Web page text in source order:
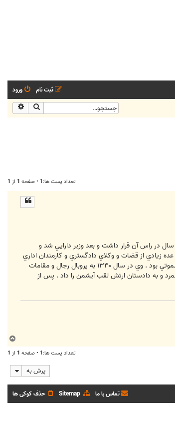
ورود
ثبت نام
جستجو
تعداد پست ها:1 • صفحه 1 از 1
در راس آن قرار داشت و بعد وزير دارايي شد و
دست به تصفيه دامنهداري زد و عده زيادي از قضات و وكلاي دادگستري و كارمندان اداري
را اخراج يا بازنشسته كرد . سرانجام در اثر حمله كارمندان تصفيه شده به درب منزل ، به دليل جراحات وارده درگذشت . سومين وزير ، نور الدين الموتي بود . وي در سال ۱۳۴۰ به پروبال رجال و مقامات
و به دادستان ارتش لقب آيشمن را داد . پس از
ا
تعداد پست ها:1 • صفحه 1 از 1
پرش به
حذف کوکی ها Sitemap تماس با ما